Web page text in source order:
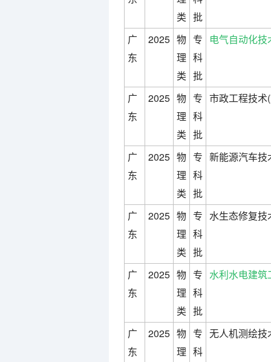
类 批
广
东
2025 物
理
类
专
科
批
电气自动化技
广
东
2025 物
理
类
专
科
批
市政工程技术
广
东
2025 物
理
类
专
科
批
新能源汽车技
广
东
2025 物
理
类
专
科
批
水生态修复技
广
东
2025 物
理
类
专
科
批
水利水电建筑
广
东
2025 物
理
专
科
无人机测绘技